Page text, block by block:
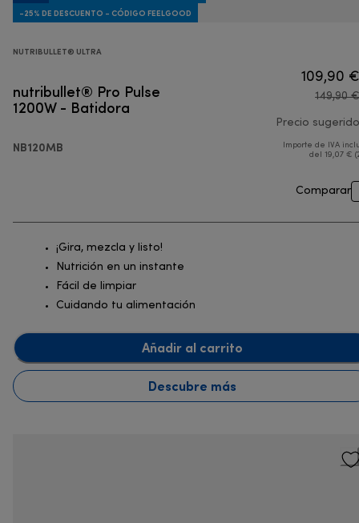
-25% DE DESCUENTO - CÓDIGO FEELGOOD
NUTRIBULLET® ULTRA
nutribullet® Pro Pulse
1200W - Batidora
NB120MB
109,90 €
149,90 €
Precio sugerido
Importe de IVA
del 19,07 €
Comparar
¡Gira, mezcla y listo!
Nutrición en un instante
Fácil de limpiar
Cuidando tu alimentación
Añadir al carrito
Descubre más